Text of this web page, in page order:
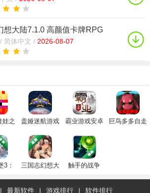
想大陆7.1.0 高颜值卡牌RPG
简体中文 / 2026-08-07
娃之
服
版
盖娅迷航游戏
安卓最新版
霸业游戏安卓
2024
巨鸟多多自走
3：
三国志幻想大
触手的战争
| 最新软件 | 游戏排行 | 软件排行